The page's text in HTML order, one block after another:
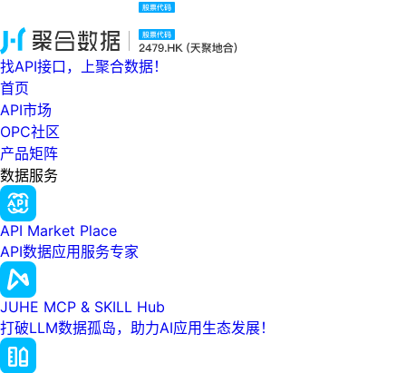
找API接口，上聚合数据！
首页
API市场
OPC社区
产品矩阵
数据服务
API Market Place
API数据应用服务专家
JUHE MCP & SKILL Hub
打破LLM数据孤岛，助力AI应用生态发展！